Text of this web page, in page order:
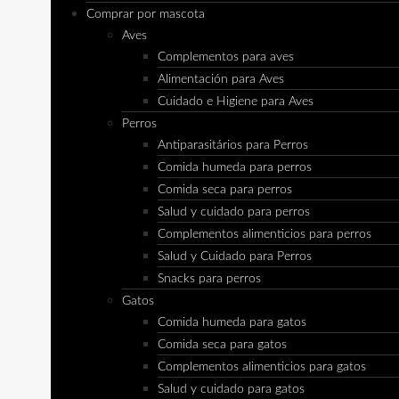
Comprar por mascota
Aves
Complementos para aves
Alimentación para Aves
Cuidado e Higiene para Aves
Perros
Antiparasitários para Perros
Comida humeda para perros
Comida seca para perros
Salud y cuidado para perros
Complementos alimenticios para perros
Salud y Cuidado para Perros
Snacks para perros
Gatos
Comida humeda para gatos
Comida seca para gatos
Complementos alimenticios para gatos
Salud y cuidado para gatos